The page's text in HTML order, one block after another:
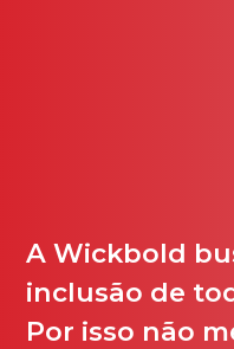
A Wickbold
inclusão de
Por isso não